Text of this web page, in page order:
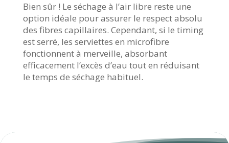
Bien sûr ! Le séchage à l’air libre reste une
option idéale pour assurer le respect absolu
des fibres capillaires. Cependant, si le timing
est serré, les serviettes en microfibre
fonctionnent à merveille, absorbant
efficacement l’excès d’eau tout en réduisant
le temps de séchage habituel.